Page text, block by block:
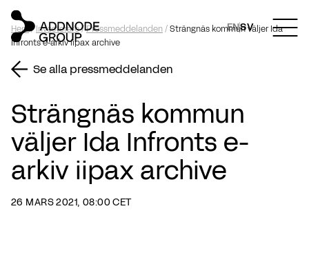
ENSV
Hem/ Investerare/Pressmeddelanden/Strängnäs kommun väljer Ida
Infronts e-arkiv iipax archive
Se alla pressmeddelanden
Strängnäs kommun
väljer Ida Infronts e-
arkiv iipax archive
26 MARS 2021, 08:00 CET